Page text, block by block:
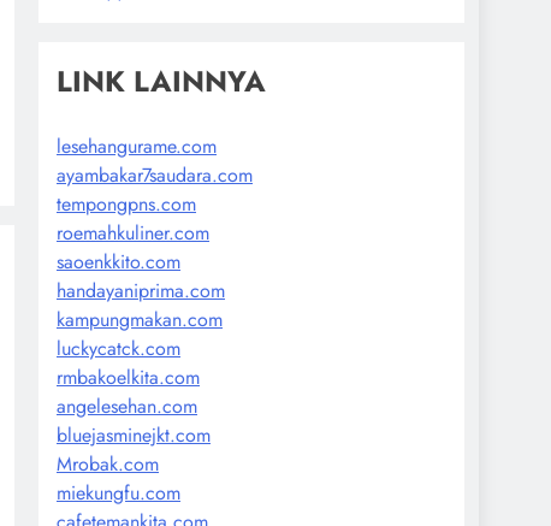
LINK LAINNYA
lesehangurame.com
ayambakar7saudara.com
tempongpns.com
roemahkuliner.com
saoenkkito.com
handayaniprima.com
kampungmakan.com
luckycatck.com
rmbakoelkita.com
angelesehan.com
bluejasminejkt.com
Mrobak.com
miekungfu.com